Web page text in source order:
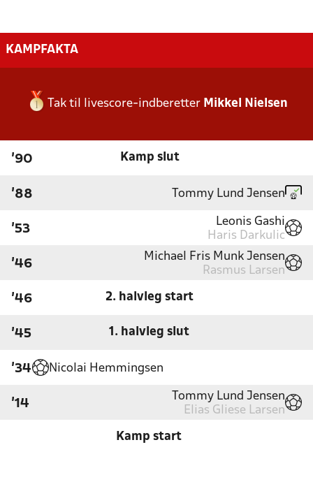
KAMPFAKTA
Tak til livescore-indberetter Mikkel Nielsen
'90 Kamp slut
'88 Tommy Lund Jensen
'53
Leonis Gashi
Haris Darkulic
'46
Michael Fris Munk Jensen
Rasmus Larsen
'46 2. halvleg start
'45 1. halvleg slut
'34 Nicolai Hemmingsen
'14
Tommy Lund Jensen
Elias Gliese Larsen
Kamp start